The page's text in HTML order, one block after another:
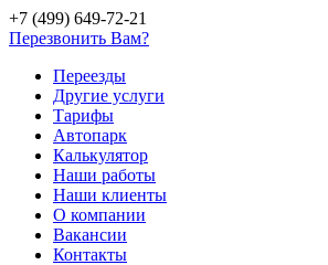
+7 (499) 649-72-21
Перезвонить Вам?
Переезды
Другие услуги
Тарифы
Автопарк
Калькулятор
Наши работы
Наши клиенты
О компании
Вакансии
Контакты